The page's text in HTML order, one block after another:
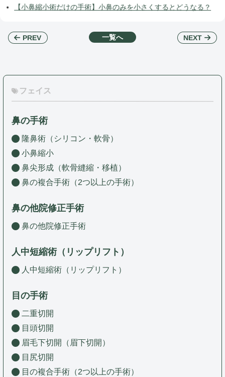
【小鼻縮小術だけの手術】小鼻のみを小さくするとどうなる？
PREV 一覧へ NEXT
フェイス
鼻の手術
隆鼻術（シリコン・軟骨）
小鼻縮小
鼻尖形成（軟骨縫縮・移植）
鼻の複合手術（2つ以上の手術）
鼻の他院修正手術
鼻の他院修正手術
人中短縮術（リップリフト）
人中短縮術（リップリフト）
目の手術
二重切開
目頭切開
眉毛下切開（眉下切開）
目尻切開
目の複合手術（2つ以上の手術）